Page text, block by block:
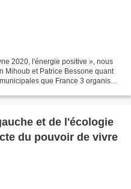
2020, l'énergie positive », nous
Mihoub et Patrice Bessone quant
que France 3 organise
et de l'écologie
du pouvoir de vivre